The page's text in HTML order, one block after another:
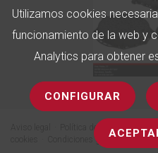
Utilizamos cookies
funcionamiento de la web y
Analytics para obtener
CONFIGURAR
Política de privacidad
Condiciones generales de